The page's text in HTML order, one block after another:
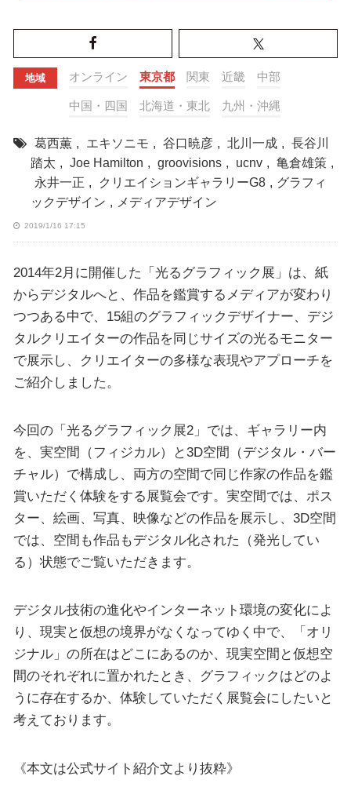
地域 オンライン 東京都 関東 近畿 中部
中国・四国 北海道・東北 九州・沖縄
葛西薫 , エキソニモ , 谷口暁彦 , 北川一成 , 長谷川
踏太 , Joe Hamilton , groovisions , ucnv , 亀倉雄策 ,
永井一正 , クリエイションギャラリーG8 , グラフィ
ックデザイン , メディアデザイン
2019/1/16 17:15
2014年2月に開催した「光るグラフィック展」は、紙
からデジタルへと、作品を鑑賞するメディアが変わり
つつある中で、15組のグラフィックデザイナー、デジ
タルクリエイターの作品を同じサイズの光るモニター
で展示し、クリエイターの多様な表現やアプローチを
ご紹介しました。
今回の「光るグラフィック展2」では、ギャラリー内
を、実空間（フィジカル）と3D空間（デジタル・バー
チャル）で構成し、両方の空間で同じ作家の作品を鑑
賞いただく体験をする展覧会です。実空間では、ポス
ター、絵画、写真、映像などの作品を展示し、3D空間
では、空間も作品もデジタル化された（発光してい
る）状態でご覧いただきます。
デジタル技術の進化やインターネット環境の変化によ
り、現実と仮想の境界がなくなってゆく中で、「オリ
ジナル」の所在はどこにあるのか、現実空間と仮想空
間のそれぞれに置かれたとき、グラフィックはどのよ
うに存在するか、体験していただく展覧会にしたいと
考えております。
《本文は公式サイト紹介文より抜粋》